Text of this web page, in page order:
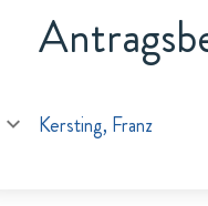
Kersting, Franz